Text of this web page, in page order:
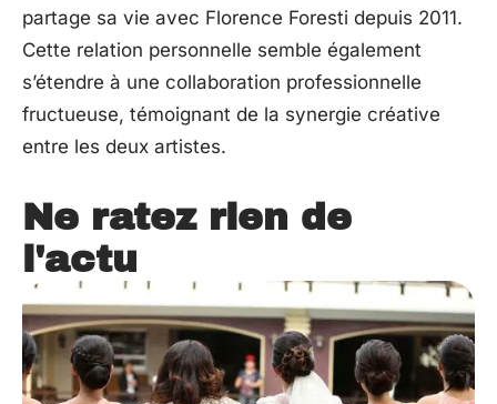
partage sa vie avec Florence Foresti depuis 2011.
Cette relation personnelle semble également
s’étendre à une collaboration professionnelle
fructueuse, témoignant de la synergie créative
entre les deux artistes.
Ne ratez rien de
l'actu